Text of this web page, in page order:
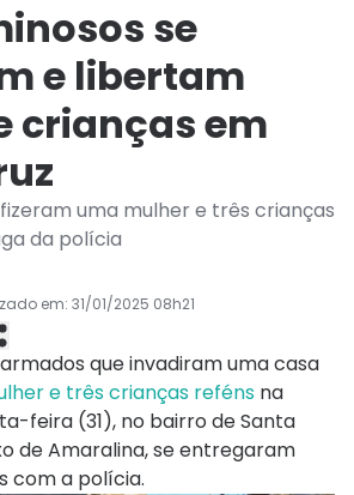
se
e libertam
crianças em
uma mulher e três crianças
da polícia
em: 31/01/2025 08h21
que invadiram uma casa
e três crianças reféns na
feira (31), no bairro de Santa
de Amaralina, se entregaram
com a polícia.